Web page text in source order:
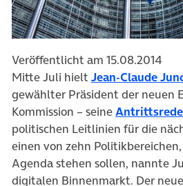
Veröffentlicht am 15.08.2014
Mitte Juli hielt Jean-Claude
gewählter Präsident der neuen
Kommission – seineAntrittsrede
politischen Leitlinien für die
einen von zehn
Agenda stehen sollen, nannte
digitalen Binnenmarkt. Der neue